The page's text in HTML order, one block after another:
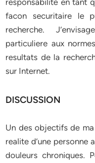
responsabilite en tant
facon securitaire le
recherche.
particuliere aux
resultats de la
sur Internet.
DISCUSSION
Un des objectifs de
realite d’une personne
douleurs chroniques.